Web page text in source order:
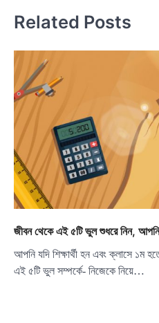
Related Posts
জীবন থেকে এই ৫টি ভুল শুধরে নিন,
আপনি যদি শিক্ষার্থী হন এবং ক্লাসে ১ম
এই ৫টি ভুল সম্পর্কে- নিজেকে নিয়ে…